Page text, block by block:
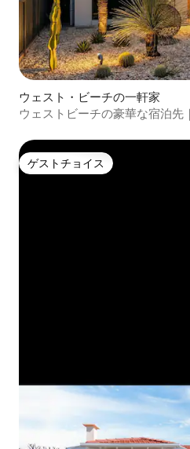
ウェスト・ビーチの一軒家
ウェストビーチの豪華な宿泊先
ゲストチョイス
ゲストチョイス